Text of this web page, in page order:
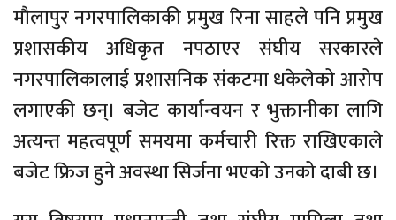
मौलापुर नगरपालिकाकी प्रमुख रिना साहले पनि प्रमुख
प्रशासकीय अधिकृत नपठाएर संघीय सरकारले
नगरपालिकालाई प्रशासनिक संकटमा धकेलेको आरोप
लगाएकी छन्। बजेट कार्यान्वयन र भुक्तानीका लागि
अत्यन्त महत्वपूर्ण समयमा कर्मचारी रिक्त राखिएकाले
बजेट फ्रिज हुने अवस्था सिर्जना भएको उनको दाबी छ।